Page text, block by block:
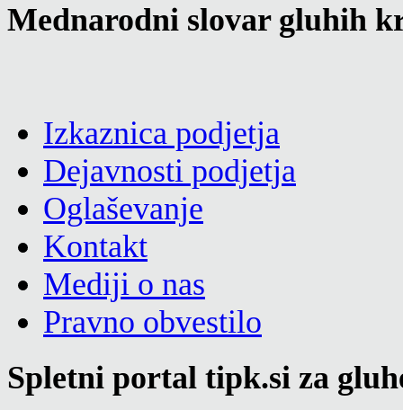
Mednarodni slovar gluhih
Izkaznica podjetja
Dejavnosti podjetja
Oglaševanje
Kontakt
Mediji o nas
Pravno obvestilo
Spletni portal tipk.si za